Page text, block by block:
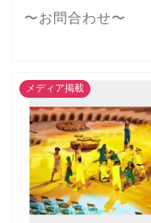
〜お問合わせ〜
メディア掲載